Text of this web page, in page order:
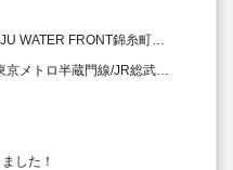
WATER FRONT錦糸町
京メトロ半蔵門線/JR総武
した！